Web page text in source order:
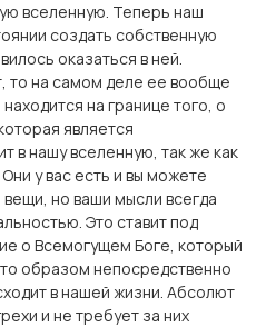
вселенную. Теперь наш
создать собственную
оказаться в ней.
то на самом деле ее вообще
на границе того, о
является
в нашу вселенную, так же как
у вас есть и вы можете
но ваши мысли всегда
Это ставит под
о Всемогущем Боге, который
образом непосредственно
в нашей жизни. Абсолют
и не требует за них